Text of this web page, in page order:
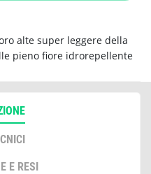
alte super leggere della
pieno fiore idrorepellente
E RESI